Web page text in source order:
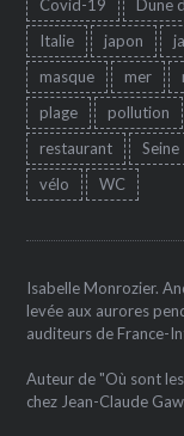
Covid-19
Dune
Italie
japon
masque
mer
plage
pollution
restaurant
Seine
vélo
WC
Isabelle Monrozier.
levée aux aurores
auditeurs de France-
Auteur de "Où sont
chez Jean-Claude